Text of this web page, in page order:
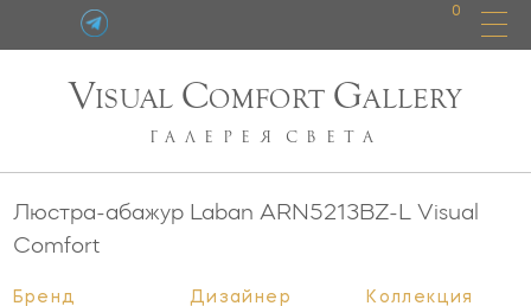
0
VISUAL COMFORT GALLERY
ГАЛЕРЕЯ СВЕТА
Люстра-абажур Laban ARN5213BZ-L
Visual
Comfort
Бренд
Дизайнер
Коллекция